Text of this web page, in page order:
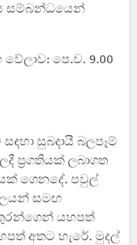
සම්බන්ධයෙන්
පෙ.ව. 9.00
සුබදායී බලපෑම්
ප්‍රගතියක් ලබාගත
ගෙනදේ. පවුල්
සමඟ
යහපත්
අතට හැරේ. මුදල්